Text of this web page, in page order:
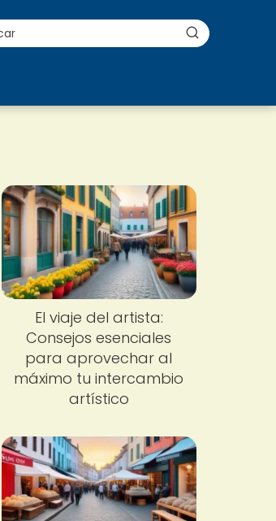
El viaje del artista:
Consejos esenciales
para aprovechar al
máximo tu intercambio
artístico